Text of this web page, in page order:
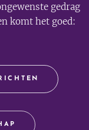
gedrag
komt het goed: